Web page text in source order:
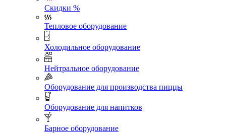
Скидки %
Тепловое оборудование
Холодильное оборудование
Нейтральное оборудование
Оборудование для производства пиццы
Оборудование для напитков
Барное оборудование